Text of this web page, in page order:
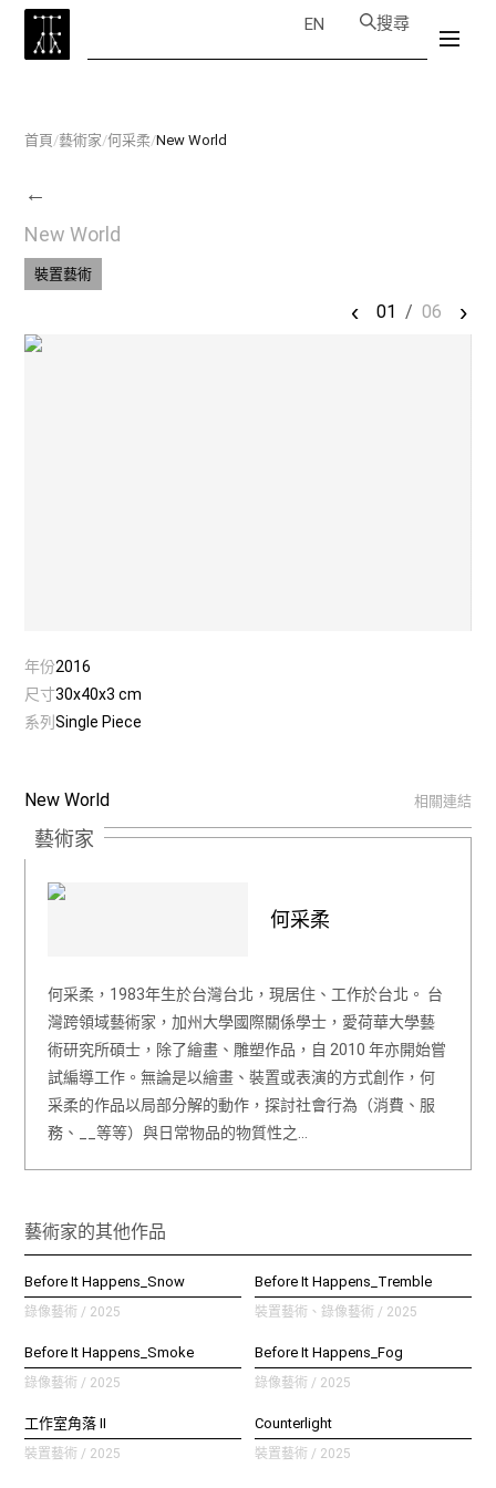
EN 搜尋
首頁/藝術家/何采柔/New World
←
New World
裝置藝術
‹ 01 / 06 ›
年份2016
尺寸30x40x3 cm
系列Single Piece
New World 相關連結
藝術家
何采柔
何采柔，1983年生於台灣台北，現居住、工作於台北。 台
灣跨領域藝術家，加州大學國際關係學士，愛荷華大學藝
術研究所碩士，除了繪畫、雕塑作品，自 2010 年亦開始嘗
試編導工作。無論是以繪畫、裝置或表演的方式創作，何
采柔的作品以局部分解的動作，探討社會行為（消費、服
務、__等等）與日常物品的物質性之…
藝術家的其他作品
‍Before It Happens_Snow
錄像藝術 / 2025
‍Before It Happens_Tremble
裝置藝術、錄像藝術 / 2025
Before It Happens_Smoke
錄像藝術 / 2025
Before It Happens_Fog
錄像藝術 / 2025
工作室角落 II
裝置藝術 / 2025
Counterlight
裝置藝術 / 2025